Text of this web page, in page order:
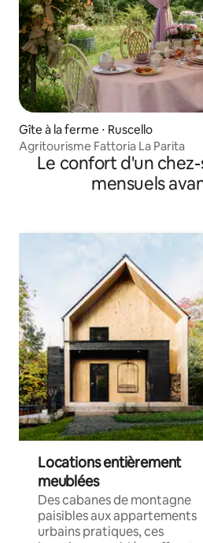
Gîte à la ferme ⋅ Ruscello
Agritourisme Fattoria La Parita
Le confort d'un
mensuels
Locations entièrement
meublées
Des cabanes de montagne
paisibles aux appartements
urbains pratiques, ces